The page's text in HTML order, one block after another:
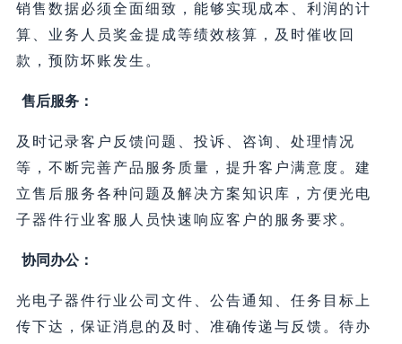
销售数据必须全面细致，能够实现成本、利润的计
算、业务人员奖金提成等绩效核算，及时催收回
款，预防坏账发生。
售后服务：
及时记录客户反馈问题、投诉、咨询、处理情况
等，不断完善产品服务质量，提升客户满意度。建
立售后服务各种问题及解决方案知识库，方便光电
子器件行业客服人员快速响应客户的服务要求。
协同办公：
光电子器件行业公司文件、公告通知、任务目标上
传下达，保证消息的及时、准确传递与反馈。待办